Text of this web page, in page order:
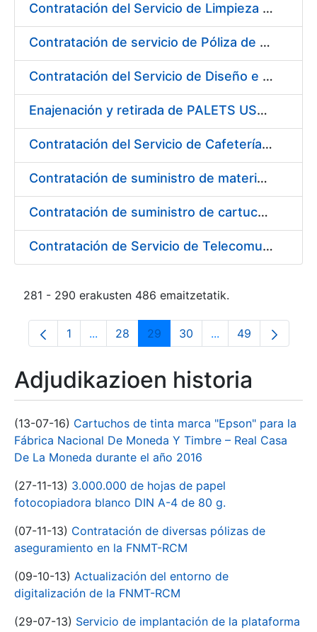
Contratación del Servicio de Limpieza en la Fábrica de Papel de Seguridad de Burgos de la FNMT-RCM
Contratación de servicio de Póliza de Seguro Colectivo de Asistencia Sanitaria
Contratación del Servicio de Diseño e Implantación de la Tienda Virtual de la FNMT-RCM
Enajenación y retirada de PALETS USADOS durante 2017
Contratación del Servicio de Cafetería-Restaurante en la Sede Central de la FNMT-RCM en Madrid
Contratación de suministro de materiales para dotar de redundancia los equipos informáticos de la FNMT-RCM
Contratación de suministro de cartuchos de tinta marca "EPSON"
Contratación de Servicio de Telecomunicaciones en la Fábrica Nacional de Moneda y Timbre-Real Casa de la Moneda
281 - 290 erakusten 486 emaitzetatik.
Orrialdea
1 ...Intermediate Pages Use TAB to navigate.
Orrialdea
28 Orrialdea
29 Orrialdea
30 ...Intermediate
Orrialdea
49
Adjudikazioen historia
(13-07-16) Cartuchos de tinta marca "Epson" para la
Fábrica Nacional De Moneda Y Timbre – Real Casa
De La Moneda durante el año 2016
(27-11-13) 3.000.000 de hojas de papel
fotocopiadora blanco DIN A-4 de 80 g.
(07-11-13) Contratación de diversas pólizas de
aseguramiento en la FNMT-RCM
(09-10-13) Actualización del entorno de
digitalización de la FNMT-RCM
(29-07-13) Servicio de implantación de la plataforma